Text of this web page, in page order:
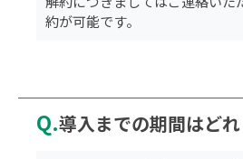
約が可能です。
Q.導入までの期間はど